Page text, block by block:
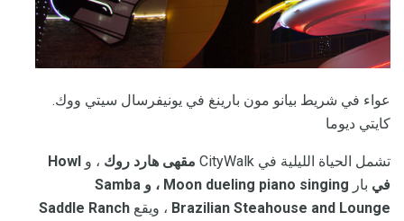
عواء في شريط بيانو مون بارينغ في يونيفرسال سيتي ووك.
كايتي ديوما
تشمل الحياة الليلية في CityWalk مقهى هارد روك ، و Howl
في بار
Moon dueling piano singing ، و Samba
Brazilian Steahouse and Lounge ، ويقع Saddle Ranch